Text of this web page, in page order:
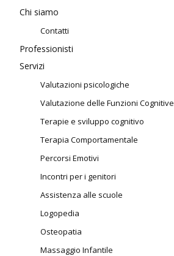
Chi siamo
Contatti
Professionisti
Servizi
Valutazioni psicologiche
Valutazione delle Funzioni Cognitive
Terapie e sviluppo cognitivo
Terapia Comportamentale
Percorsi Emotivi
Incontri per i genitori
Assistenza alle scuole
Logopedia
Osteopatia
Massaggio Infantile